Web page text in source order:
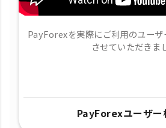
PayForexを実際にご利用のユー
させていただきま
PayForexユーザー